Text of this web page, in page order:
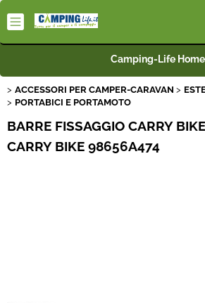
Camping-Life Home
Articoli per Camper e
Articoli per Furgonati e
ACCESSORI PER CAMPER-CARAVAN
PORTABICI E PORTAMOTO
BARRE FISSAGGIO CARRY
CARRY BIKE 98656A474